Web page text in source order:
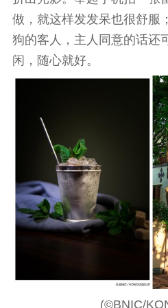
做，就这样发发呆也很舒服
狗的客人，主人同意的话还
闲，随心就好。
(©BNIC/